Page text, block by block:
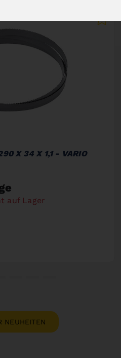
X 34 X 1,1 - VARIO
auf Lager
NEUHEITEN